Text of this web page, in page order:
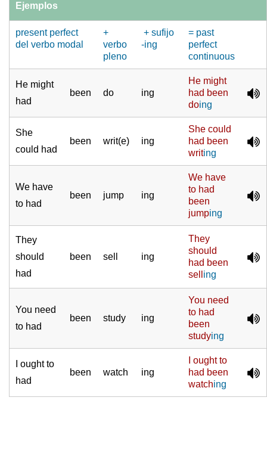
Ejemplos
present perfect
del verbo modal
+
verbo
pleno
+ sufijo
-ing
= past
perfect
continuous
He might
had
been do ing
He might
had been
doing
She
could had
been writ(e) ing
She could
had been
writing
We have
to had
been jump ing
We have
to had
been
jumping
They
should
had
been sell ing
They
should
had been
sell ing
You need
to had
been study ing
You need
to had
been
studying
I ought to
had
been watch ing
ought to
had been
watching